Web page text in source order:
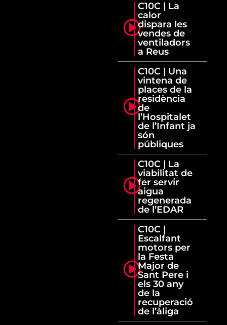
C10C | La
calor
dispara les
vendes de
ventiladors
a Reus
C10C | Una
vintena de
places de la
residència
de
l’Hospitalet
de l’Infant ja
són
públiques
C10C | La
viabilitat de
fer servir
aigua
regenerada
de l’EDAR
C10C |
Escalfant
motors per
la Festa
Major de
Sant Pere i
els 30 any
de la
recuperació
de l’àliga